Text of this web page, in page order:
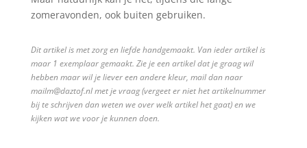
zomeravonden, ook buiten gebruiken.
Dit artikel is met zorg en liefde handgemaakt. Van ieder artikel is
maar 1 exemplaar gemaakt. Zie je een artikel dat je graag wil
hebben maar wil je liever een andere kleur, mail dan naar
mailm@daztof.nl met je vraag (vergeet er niet het artikelnummer
bij te schrijven dan weten we over welk artikel het gaat) en we
kijken wat we voor je kunnen doen.